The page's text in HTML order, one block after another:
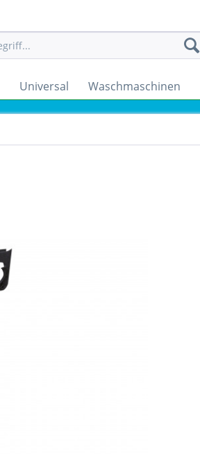
Universal Waschmaschinen